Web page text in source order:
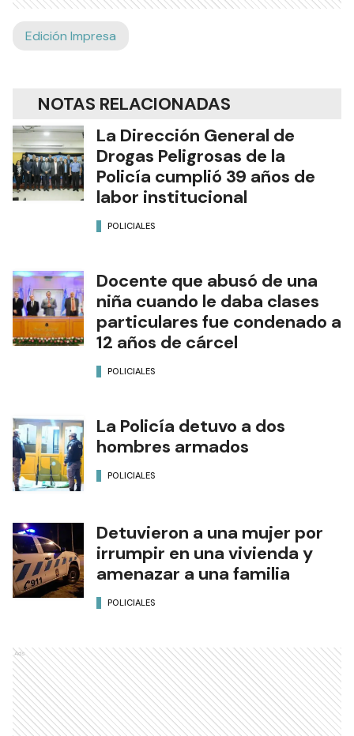
Edición Impresa
NOTAS RELACIONADAS
La Dirección General de
Drogas Peligrosas de la
Policía cumplió 39 años de
labor institucional
POLICIALES
Docente que abusó de una
niña cuando le daba clases
particulares fue condenado a
12 años de cárcel
POLICIALES
La Policía detuvo a dos
hombres armados
POLICIALES
Detuvieron a una mujer por
irrumpir en una vivienda y
amenazar a una familia
POLICIALES
Ads